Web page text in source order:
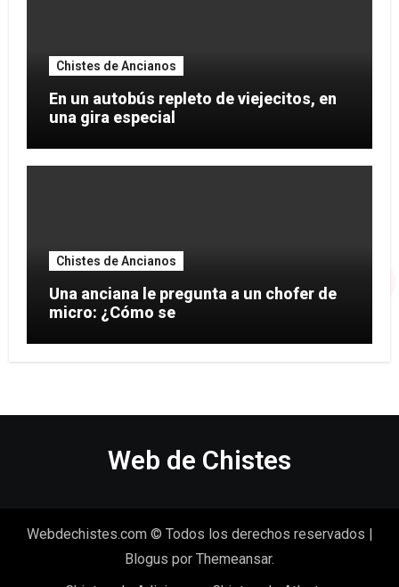
Chistes de Ancianos
En un autobús repleto de viejecitos, en
una gira especial
Chistes de Ancianos
Una anciana le pregunta a un chofer de
micro: ¿Cómo se
Web de Chistes
Webdechistes.com © Todos los derechos reservados
Blogus por Themeansar.